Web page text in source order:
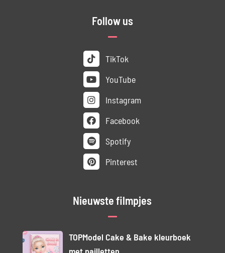
Follow us
TikTok
YouTube
Instagram
Facebook
Spotify
Pinterest
Nieuwste filmpjes
TOPModel Cake & Bake kleurboek